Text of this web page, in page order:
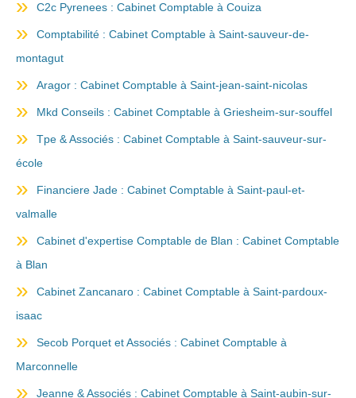
C2c Pyrenees : Cabinet Comptable à Couiza
Comptabilité : Cabinet Comptable à Saint-sauveur-de-
montagut
Aragor : Cabinet Comptable à Saint-jean-saint-nicolas
Mkd Conseils : Cabinet Comptable à Griesheim-sur-souffel
Tpe & Associés : Cabinet Comptable à Saint-sauveur-sur-
école
Financiere Jade : Cabinet Comptable à Saint-paul-et-
valmalle
Cabinet d'expertise Comptable de Blan : Cabinet Comptable
à Blan
Cabinet Zancanaro : Cabinet Comptable à Saint-pardoux-
isaac
Secob Porquet et Associés : Cabinet Comptable à
Marconnelle
Jeanne & Associés : Cabinet Comptable à Saint-aubin-sur-